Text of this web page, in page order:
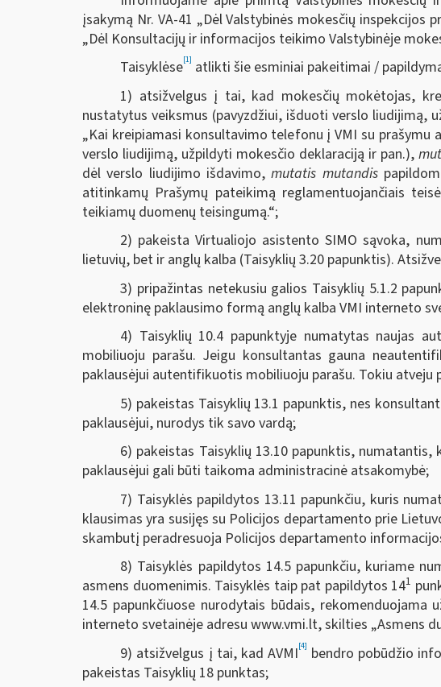
įsakymą Nr. VA-41 „Dėl Valstybinės mokesčių
„Dėl Konsultacijų ir informacijos teikimo Valstybinėje
Taisyklėse[1] atlikti šie esminiai pakeitimai /
1) atsižvelgus į tai, kad mokesčių mokėtojas,
nustatytus veiksmus (pavyzdžiui, išduoti verslo liudijimą,
„Kai kreipiamasi konsultavimo telefonu į VMI su
verslo liudijimą, užpildyti mokesčio deklaraciją ir pan.),
dėl verslo liudijimo išdavimo,mutatis mutandis
atitinkamų Prašymų pateikimą reglamentuojančiais
teikiamų duomenų teisingumą.“;
2) pakeista Virtualiojo asistento SIMO sąvoka,
lietuvių, bet ir anglų kalba (Taisyklių 3.20 papunktis).
3) pripažintas netekusiu galios Taisyklių 5.1.2
elektroninę paklausimo formą anglų kalba VMI interneto
4) Taisyklių 10.4 papunktyje numatytas naujas
mobiliuoju parašu. Jeigu konsultantas gauna
paklausėjui autentifikuotis mobiliuoju parašu. Tokiu
5) pakeistas Taisyklių 13.1 papunktis, nes
paklausėjui, nurodys tik savo vardą;
6) pakeistas Taisyklių 13.10 papunktis,
paklausėjui gali būti taikoma administracinė atsakomybė;
7) Taisyklės papildytos 13.11 papunkčiu, kuris
klausimas yra susijęs su Policijos departamento prie
skambutį peradresuoja Policijos departamento
8) Taisyklės papildytos 14.5 papunkčiu, kuriame
asmens duomenimis. Taisyklės taip pat papildytos 141
14.5 papunkčiuose nurodytais būdais,
interneto svetainėje adresu www.vmi.lt, skilties „Asmens
9) atsižvelgus į tai, kad AVMI[4] bendro pobūdžio
pakeistas Taisyklių 18 punktas;